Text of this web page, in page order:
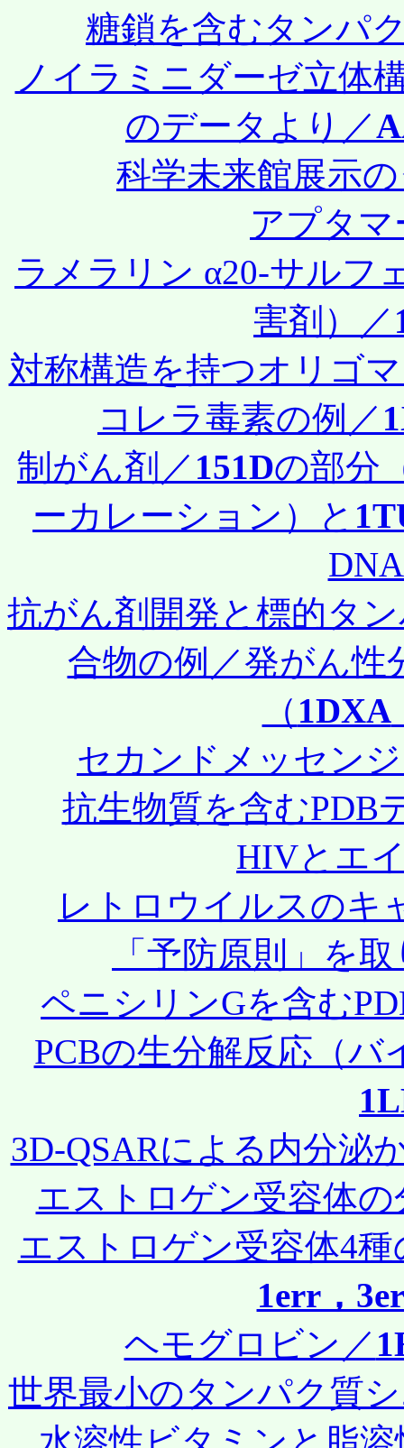
糖鎖を含むタンパ
ノイラミニダーゼ立体
のデータより／
科学未来館展示
アプタマ
ラメラリン α20-サルフ
害剤）／
対称構造を持つオリゴ
コレラ毒素の例／
制がん剤／ 151Dの部分
ーカレーション）と
抗がん剤開発と標的タ
合物の例／発がん性
（ 1DXA
セカンドメッセン
抗生物質を含むPDB
HIVとエ
レトロウイルスのキ
「予防原則」を
ペニシリンGを含む
PCBの生分解反応（
3D-QSARによる内分泌
エストロゲン受容体
エストロゲン受容体4
1err，
ヘモグロビン／
世界最小のタンパク質